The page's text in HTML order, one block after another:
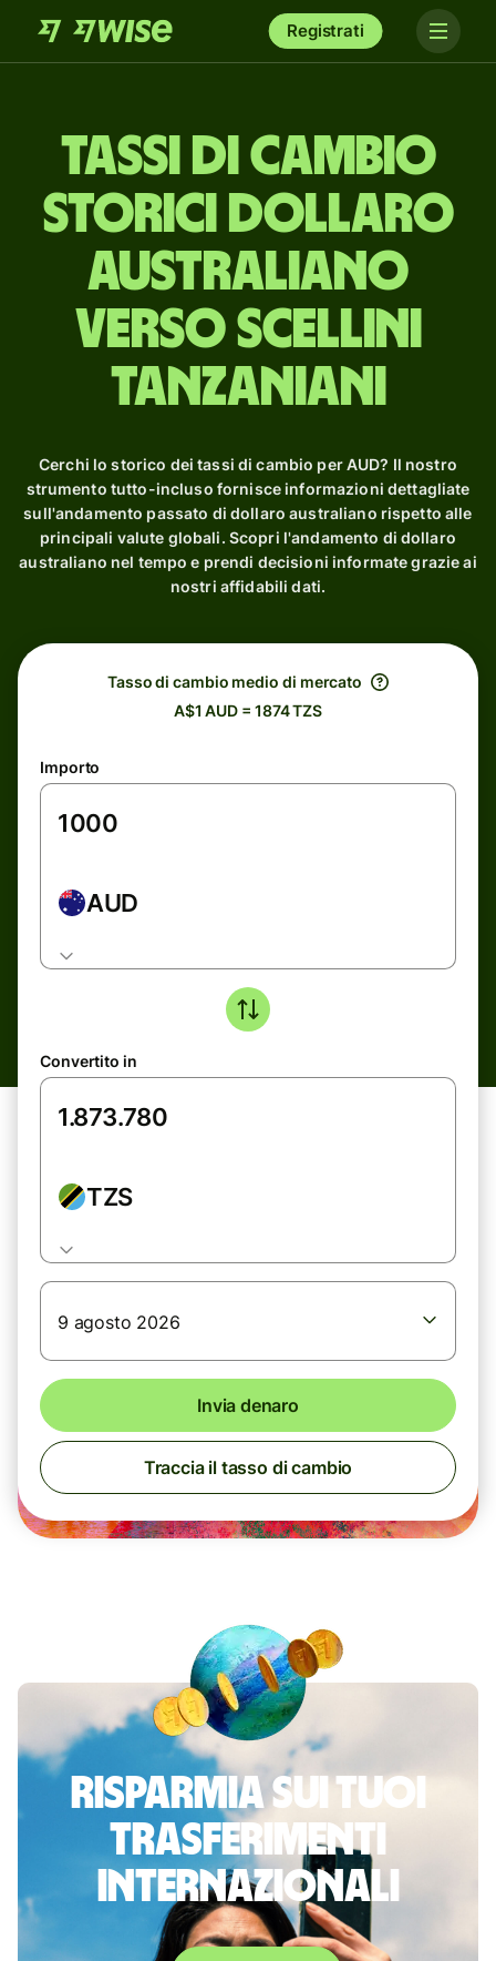
Registrati
Tassi di cambio
storici dollaro
australiano
verso scellini
tanzaniani
Cerchi lo storico dei tassi di cambio per AUD? Il nostro
strumento tutto-incluso fornisce informazioni dettagliate
sull'andamento passato di dollaro australiano rispetto alle
principali valute globali. Scopri l'andamento di dollaro
australiano nel tempo e prendi decisioni informate grazie ai
nostri affidabili dati.
Tasso di cambio medio di mercato
A$1 AUD = 1874 TZS
Importo
AUD
Convertito in
TZS
9 agosto 2026
Invia denaro
Traccia il tasso di cambio
Risparmia sui tuoi
trasferimenti
internazionali